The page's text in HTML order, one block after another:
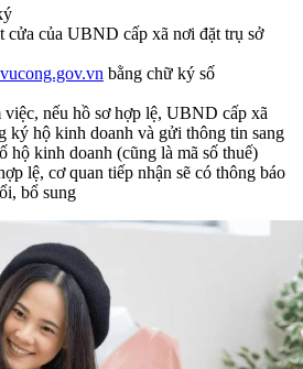
cửa của UBND cấp xã nơi đặt trụ sở
bằng chữ ký số
việc, nếu hồ sơ hợp lệ, UBND cấp xã
ký hộ kinh doanh và gửi thông tin sang
hộ kinh doanh (cũng là mã số thuế)
lệ, cơ quan tiếp nhận sẽ có thông báo
bổ sung